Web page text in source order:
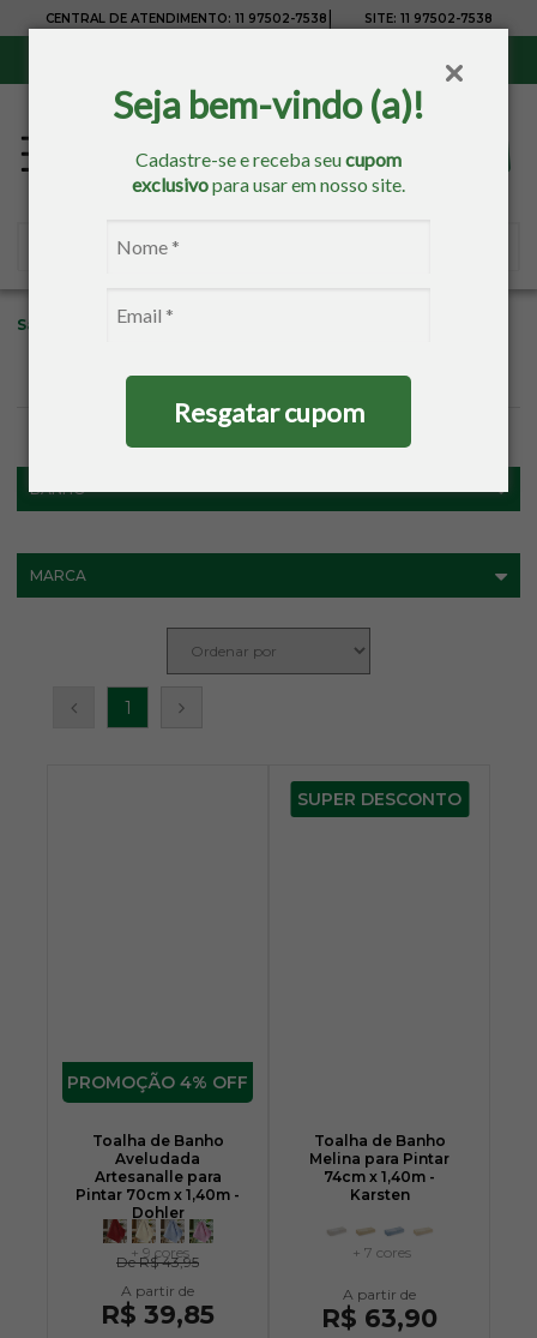
Seja bem-vindo (a)!
Cadastre-se e receba seucupom
exclusivopara usar em nosso site.
Resgatar cupom
CENTRAL DE ATENDIMENTO: 11 97502-7538 SITE: 11 97502-7538
Sacaria Banho
FILTROS
MARCA
BANHO
1
4% OFF
Toalha de Banho
Aveludada
Artesanalle para
Pintar 70cm x 1,40m -
Dohler
+ 9 cores
DeR$ 43,95
R$ 39,85
SUPER DESCONTO
Toalha de Banho
Melina para Pintar
74cm x 1,40m -
Karsten
+ 7 cores
R$ 63,90